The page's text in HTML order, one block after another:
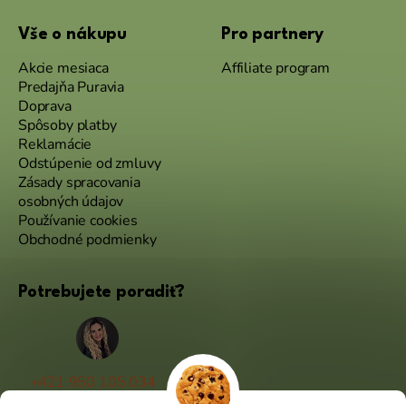
Vše o nákupu
Akcie mesiaca
Predajňa Puravia
Doprava
Spôsoby platby
Reklamácie
Odstúpenie od zmluvy
Zásady spracovania
osobných údajov
Používanie cookies
Obchodné podmienky
Pro partnery
Affiliate program
Potrebujete poradiť?
+421 950 105 034